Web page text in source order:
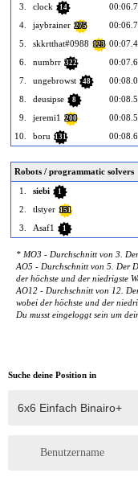
3. clock 14
4.
jaybrainer 275
5.
skkrtthat#0988 123
6.
numbrr 322
7.
ungebrowst 48
8.
deusipse 8
9.
jeremi1 200
10.
boru 131
Robots / programmatic solvers
1.
siebi 1
2. tlstyer 151
3. Asaf1 1
* MO3 - Durchschnitt von 3.
AO5 - Durchschnitt von 5. Der
der höchste und der niedrigste
AO12 - Durchschnitt von 12.
wobei der höchste und der
Du musst eingeloggt sein um
Suche deine Position in
Benutzername